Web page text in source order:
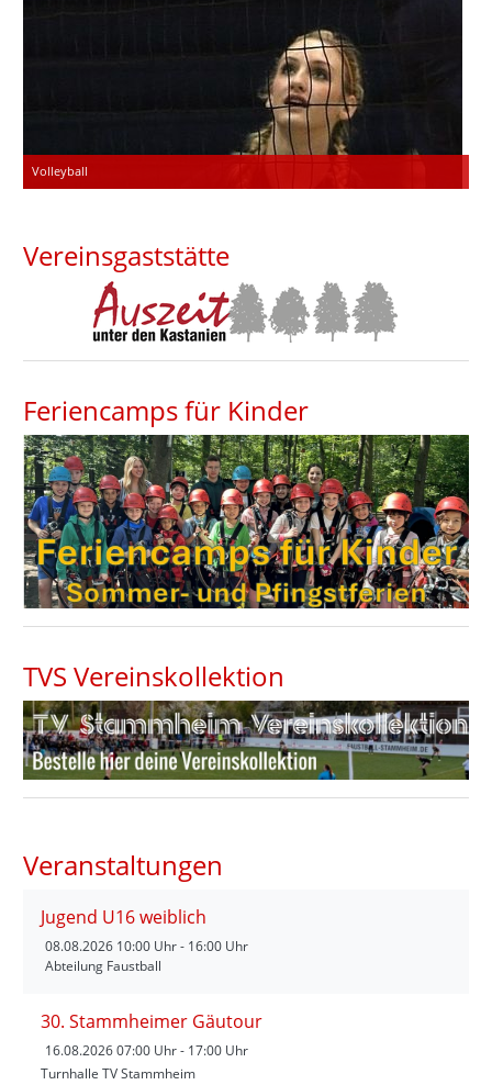
Volleyball
Vereinsgaststätte
Feriencamps für Kinder
TVS Vereinskollektion
Veranstaltungen
Jugend U16 weiblich
08.08.2026 10:00 Uhr - 16:00 Uhr
Abteilung Faustball
30. Stammheimer Gäutour
16.08.202607:00 Uhr - 17:00 Uhr
Turnhalle TV Stammheim